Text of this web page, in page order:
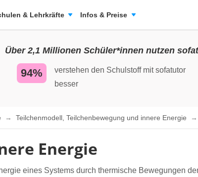
& Lehrkräfte Infos & Preise
Über 2,1 Millionen Schüler*innen nutzen
94%
verstehen den Schulstoff mit sofatutor
besser
Teilchenmodell, Teilchenbewegung und innere Energie
Energie
eines Systems durch thermische Bewegungen